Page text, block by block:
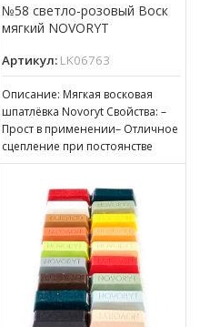
№58 светло-розовый Воск
мягкий NOVORYT
Артикул: LK06763
Описание: Мягкая восковая
шпатлёвка Novoryt Свойства: –
Прост в применении– Отличное
сцепление при постоянстве
консистенции– Готов к